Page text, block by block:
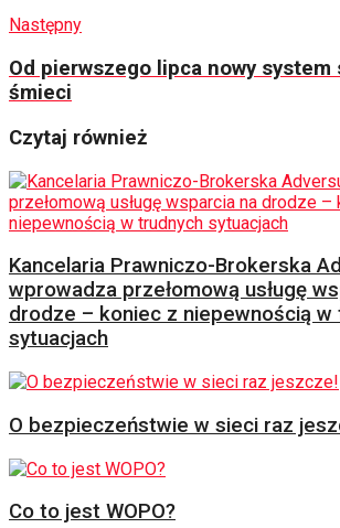
Następny
Od pierwszego lipca nowy system
śmieci
Czytaj również
Kancelaria Prawniczo-Brokerska
wprowadza przełomową usługę
drodze – koniec z niepewnością w
sytuacjach
O bezpieczeństwie w sieci raz
Co to jest WOPO?